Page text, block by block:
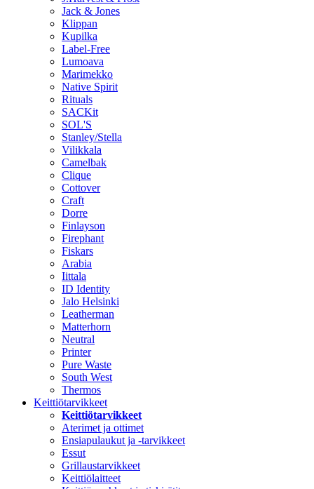
Jack & Jones
Klippan
Kupilka
Label-Free
Lumoava
Marimekko
Native Spirit
Rituals
SACKit
SOL'S
Stanley/Stella
Vilikkala
Camelbak
Clique
Cottover
Craft
Dorre
Finlayson
Firephant
Fiskars
Arabia
Iittala
ID Identity
Jalo Helsinki
Leatherman
Matterhorn
Neutral
Printer
Pure Waste
South West
Thermos
Keittiötarvikkeet
Keittiötarvikkeet
Aterimet ja ottimet
Ensiapulaukut ja -tarvikkeet
Essut
Grillaustarvikkeet
Keittiölaitteet